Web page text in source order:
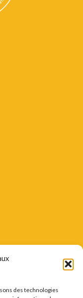
des technologies